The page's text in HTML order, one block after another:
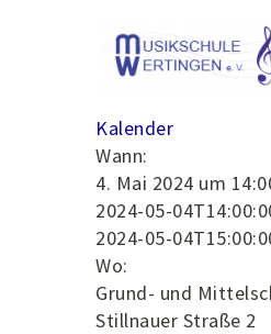
Kalender
Wann:
4. Mai 2024 um
2024-05-
2024-05-
Wo:
Grund- und
Stillnauer Straße 2